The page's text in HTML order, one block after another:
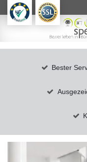
Bester